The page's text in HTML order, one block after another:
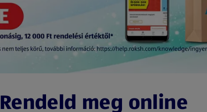
Rendeld meg online